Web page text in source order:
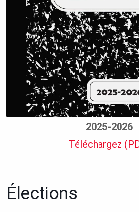
2025-2026
Téléchargez
Élections